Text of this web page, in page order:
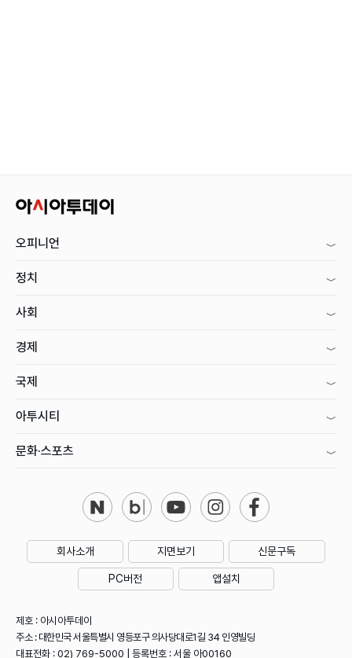
오피니언
정치
사회
경제
국제
아투시티
문화·스포츠
회사소개 지면보기 신문구독
PC버전 앱설치
제호 : 아시아투데이
주소 : 대한민국 서울특별시 영등포구 의사당대로1길 34 인영빌딩
대표전화 : 02) 769-5000 | 등록번호 : 서울 아00160